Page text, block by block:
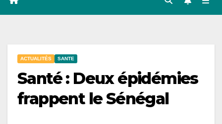
ACTUALITÉS SANTE
Santé : Deux épidémies
frappent le Sénégal